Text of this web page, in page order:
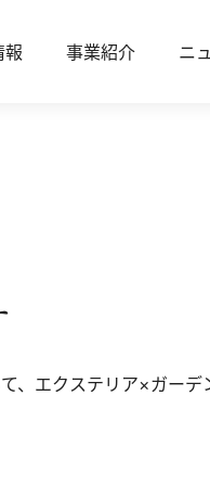
報 事業紹介 ニ
、エクステリア×ガー